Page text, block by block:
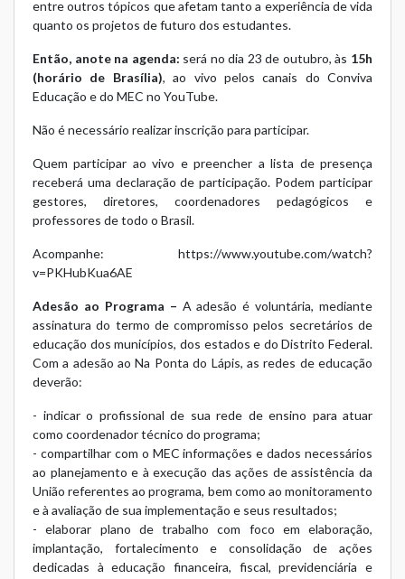
entre outros tópicos que afetam tanto a experiência de vida
quanto os projetos de futuro dos estudantes.
Então, anote na agenda: será no dia 23 de outubro, às 15h
(horário de Brasília), ao vivo pelos canais do Conviva
Educação e do MEC no YouTube.
Não é necessário realizar inscrição para participar.
Quem participar ao vivo e preencher a lista de presença
receberá uma declaração de participação. Podem participar
gestores, diretores, coordenadores pedagógicos e
professores de todo o Brasil.
Acompanhe: https://www.youtube.com/watch?
v=PKHubKua6AE
Adesão ao Programa – A adesão é voluntária, mediante
assinatura do termo de compromisso pelos secretários de
educação dos municípios, dos estados e do Distrito Federal.
Com a adesão ao Na Ponta do Lápis, as redes de educação
deverão:
- indicar o profissional de sua rede de ensino para atuar
como coordenador técnico do programa;
- compartilhar com o MEC informações e dados necessários
ao planejamento e à execução das ações de assistência da
União referentes ao programa, bem como ao monitoramento
e à avaliação de sua implementação e seus resultados;
- elaborar plano de trabalho com foco em elaboração,
implantação, fortalecimento e consolidação de ações
dedicadas à educação financeira, fiscal, previdenciária e